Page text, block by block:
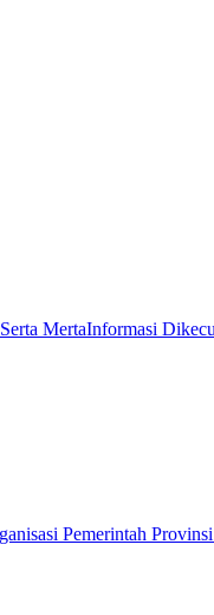
MertaInformasi
Pemerintah